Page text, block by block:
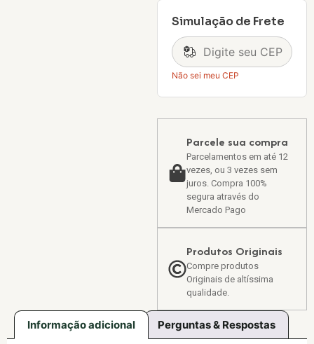
Simulação de Frete
Não sei meu CEP
Parcele sua compra
Parcelamentos em até 12
vezes, ou 3 vezes sem
juros. Compra 100%
segura através do
Mercado Pago
Produtos Originais
Compre produtos
Originais de altíssima
qualidade.
Informação adicional Perguntas & Respostas